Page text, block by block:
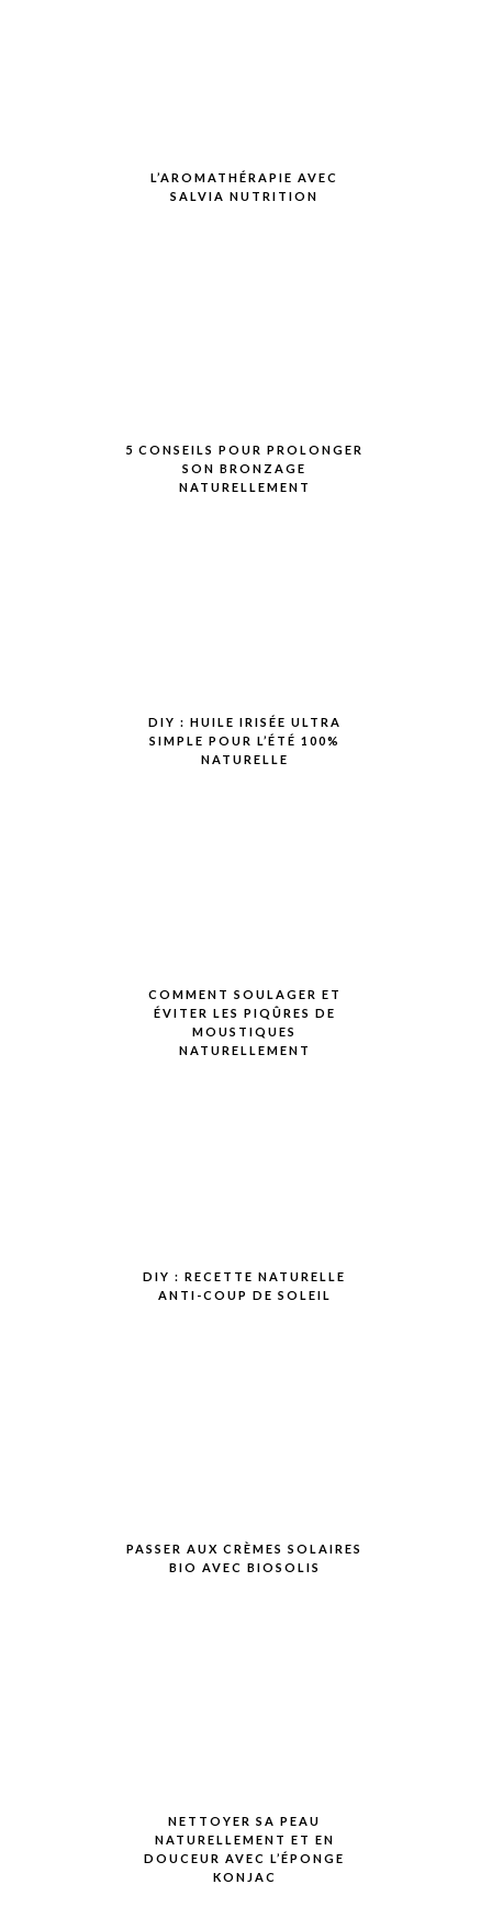
L’AROMATHÉRAPIE AVEC
SALVIA NUTRITION
5 CONSEILS POUR PROLONGER
SON BRONZAGE
NATURELLEMENT
DIY : HUILE IRISÉE ULTRA
SIMPLE POUR L’ÉTÉ 100%
NATURELLE
COMMENT SOULAGER ET
ÉVITER LES PIQÛRES DE
MOUSTIQUES
NATURELLEMENT
DIY : RECETTE NATURELLE
ANTI-COUP DE SOLEIL
PASSER AUX CRÈMES SOLAIRES
BIO AVEC BIOSOLIS
NETTOYER SA PEAU
NATURELLEMENT ET EN
DOUCEUR AVEC L’ÉPONGE
KONJAC